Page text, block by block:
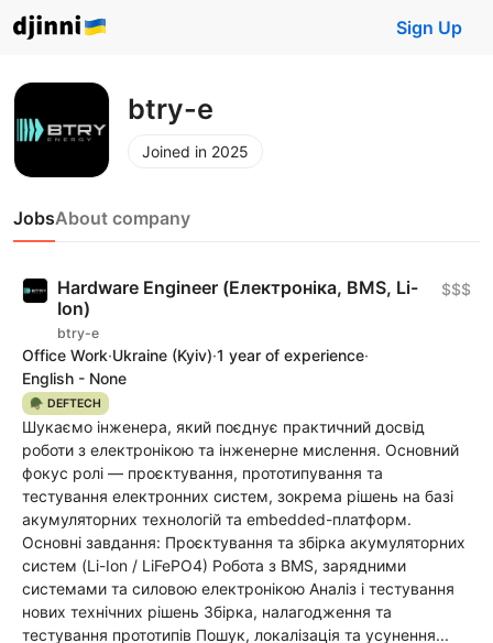
Sign Up
btry-e
Joined in 2025
JobsAbout company
Hardware Engineer (Електроніка, BMS, Li-
Ion)
btry-e
$$$
Office Work·Ukraine (Kyiv)·1 year of experience·
English - None
🪖 DEFTECH
Шукаємо інженера, який поєднує практичний досвід
роботи з електронікою та інженерне мислення. Основний
фокус ролі — проєктування, прототипування та
тестування електронних систем, зокрема рішень на базі
акумуляторних технологій та embedded-платформ.
Основні завдання: Проєктування та збірка акумуляторних
систем (Li-Ion / LiFePO4) Робота з BMS, зарядними
системами та силовою електронікою Аналіз і тестування
нових технічних рішень Збірка, налагодження та
тестування прототипів Пошук, локалізація та усунення...